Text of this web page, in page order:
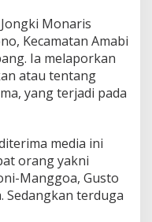
Monaris
Kecamatan Amabi
Ia melaporkan
atau tentang
yang terjadi pada
media ini
orang yakni
Manggoa, Gusto
Sedangkan terduga